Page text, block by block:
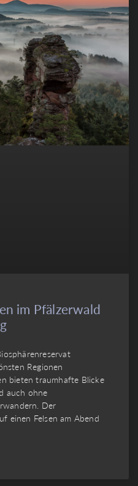
im Pfälzerwald
Regionen
bieten traumhafte Blicke
auch ohne
Der
einen Felsen am Abend